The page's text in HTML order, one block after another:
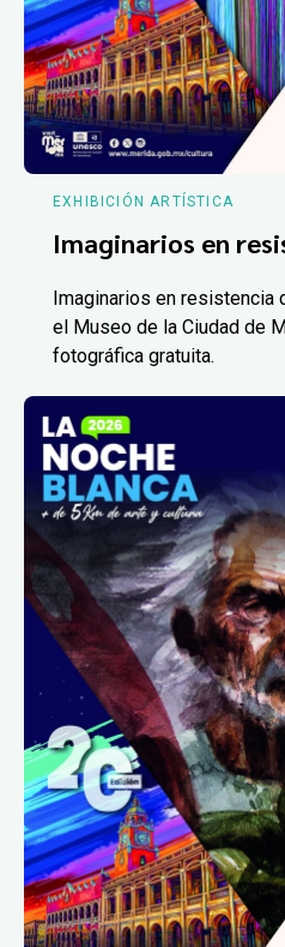
EXHIBICIÓN ARTÍSTICA
Imaginarios en
Imaginarios en resistencia
el Museo de la Ciudad de
fotográfica gratuita.